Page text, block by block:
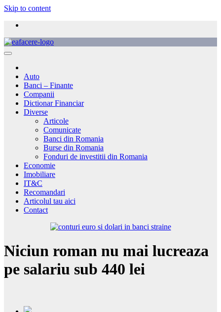
Skip to content
Auto
Banci – Finante
Companii
Dictionar Financiar
Diverse
Articole
Comunicate
Banci din Romania
Burse din Romania
Fonduri de investitii din Romania
Economie
Imobiliare
IT&C
Recomandari
Articolul tau aici
Contact
Niciun roman nu mai lucreaza
pe salariu sub 440 lei